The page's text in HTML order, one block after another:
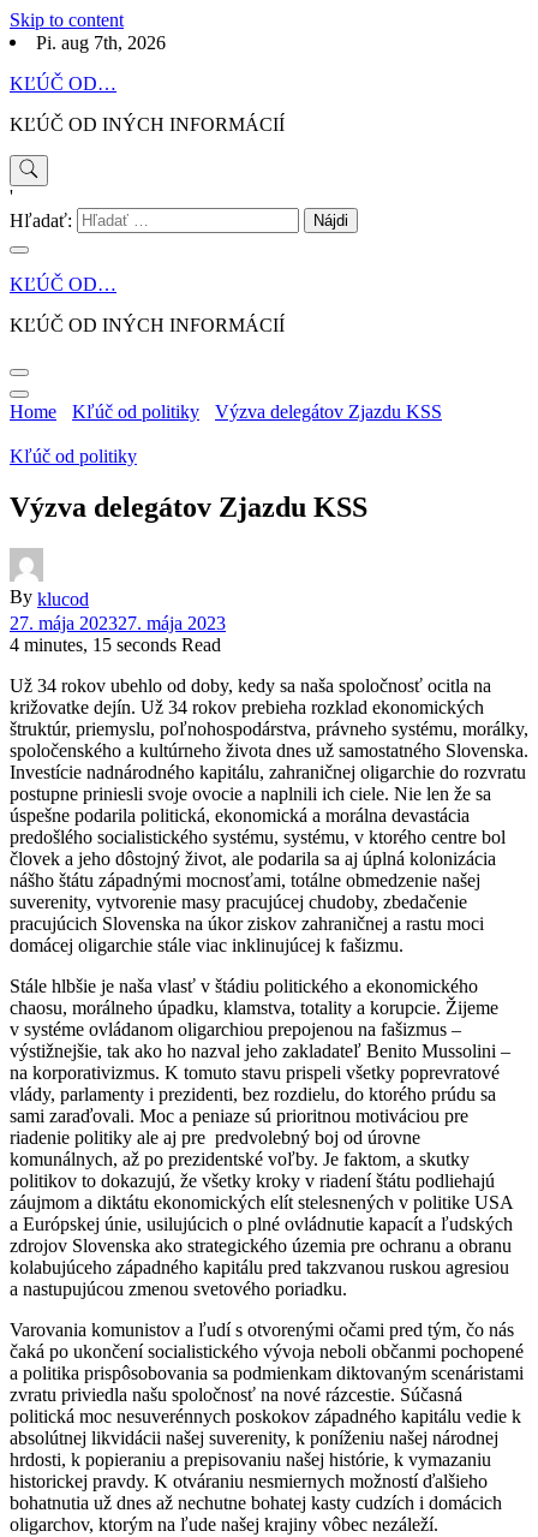
Skip to content
Pi. aug 7th, 2026
KĽÚČ OD…
KĽÚČ OD INÝCH INFORMÁCIÍ
'
Hľadať:
KĽÚČ OD…
KĽÚČ OD INÝCH INFORMÁCIÍ
Home Kľúč od politiky Výzva delegátov Zjazdu KSS
Kľúč od politiky
Výzva delegátov Zjazdu KSS
By klucod
27. mája 202327. mája 2023
4 minutes, 15 seconds Read
Už 34 rokov ubehlo od doby, kedy sa naša spoločnosť ocitla na
križovatke dejín. Už 34 rokov prebieha rozklad ekonomických
štruktúr, priemyslu, poľnohospodárstva, právneho systému, morálky,
spoločenského a kultúrneho života dnes už samostatného Slovenska.
Investície nadnárodného kapitálu, zahraničnej oligarchie do rozvratu
postupne priniesli svoje ovocie a naplnili ich ciele. Nie len že sa
úspešne podarila politická, ekonomická a morálna devastácia
predošlého socialistického systému, systému, v ktorého centre bol
človek a jeho dôstojný život, ale podarila sa aj úplná kolonizácia
nášho štátu západnými mocnosťami, totálne obmedzenie našej
suverenity, vytvorenie masy pracujúcej chudoby, zbedačenie
pracujúcich Slovenska na úkor ziskov zahraničnej a rastu moci
domácej oligarchie stále viac inklinujúcej k fašizmu.
Stále hlbšie je naša vlasť v štádiu politického a ekonomického
chaosu, morálneho úpadku, klamstva, totality a korupcie. Žijeme
v systéme ovládanom oligarchiou prepojenou na fašizmus –
výstižnejšie, tak ako ho nazval jeho zakladateľ Benito Mussolini –
na korporativizmus. K tomuto stavu prispeli všetky poprevratové
vlády, parlamenty i prezidenti, bez rozdielu, do ktorého prúdu sa
sami zaraďovali. Moc a peniaze sú prioritnou motiváciou pre
riadenie politiky ale aj pre predvolebný boj od úrovne
komunálnych, až po prezidentské voľby. Je faktom, a skutky
politikov to dokazujú, že všetky kroky v riadení štátu podliehajú
záujmom a diktátu ekonomických elít stelesnených v politike USA
a Európskej únie, usilujúcich o plné ovládnutie kapacít a ľudských
zdrojov Slovenska ako strategického územia pre ochranu a obranu
kolabujúceho západného kapitálu pred takzvanou ruskou agresiou
a nastupujúcou zmenou svetového poriadku.
Varovania komunistov a ľudí s otvorenými očami pred tým, čo nás
čaká po ukončení socialistického vývoja neboli občanmi pochopené
a politika prispôsobovania sa podmienkam diktovaným scenáristami
zvratu priviedla našu spoločnosť na nové rázcestie. Súčasná
politická moc nesuverénnych poskokov západného kapitálu vedie k
absolútnej likvidácii našej suverenity, k poníženiu našej národnej
hrdosti, k popieraniu a prepisovaniu našej histórie, k vymazaniu
historickej pravdy. K otváraniu nesmiernych možností ďalšieho
bohatnutia už dnes až nechutne bohatej kasty cudzích i domácich
oligarchov, ktorým na ľude našej krajiny vôbec nezáleží.